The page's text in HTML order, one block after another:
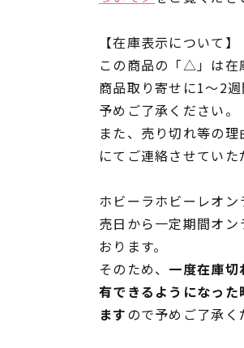
【在庫表示について】
この商品の「△」は在
商品取り寄せに1～2
予めご了承ください。
また、売り切れ等の
にてご連絡させていた
ホビーラホビーレオ
売日から一定期間オ
おります。
そのため、 一度在庫
有できるようになっ
ますので予めご了承く